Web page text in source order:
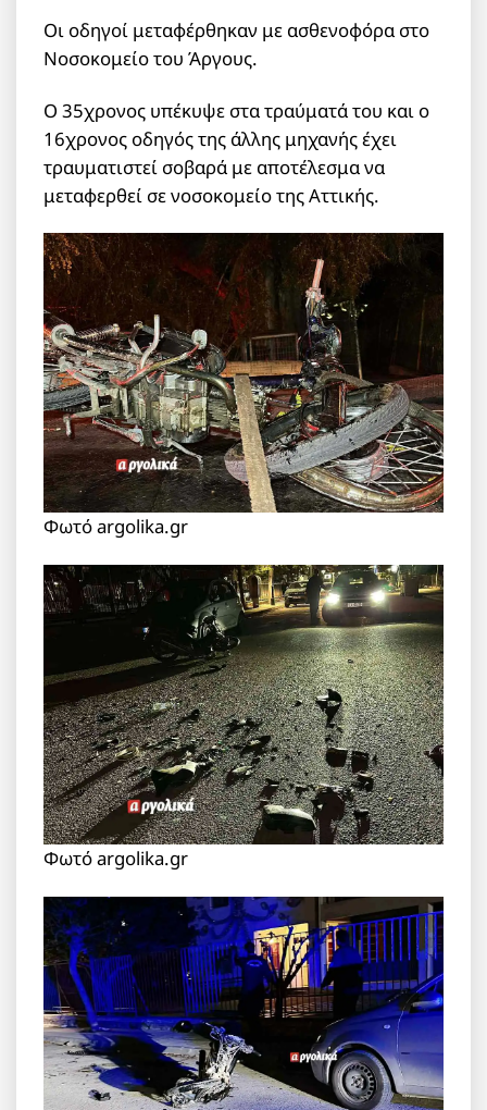
Οι οδηγοί μεταφέρθηκαν με ασθενοφόρα στο
Νοσοκομείο του Άργους.
Ο 35χρονος υπέκυψε στα τραύματά του και ο
16χρονος οδηγός της άλλης μηχανής έχει
τραυματιστεί σοβαρά με αποτέλεσμα να
μεταφερθεί σε νοσοκομείο της Αττικής.
Φωτό argolika.gr
Φωτό argolika.gr